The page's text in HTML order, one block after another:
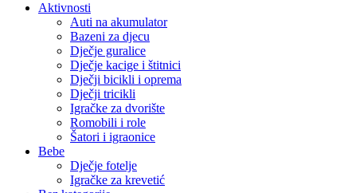
Aktivnosti
Auti na akumulator
Bazeni za djecu
Dječje guralice
Dječje kacige i štitnici
Dječji bicikli i oprema
Dječji tricikli
Igračke za dvorište
Romobili i role
Šatori i igraonice
Bebe
Dječje fotelje
Igračke za krevetić